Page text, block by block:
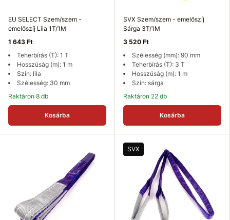
EU SELECT Szem/szem -
emelőszíj Lila 1T/1M
1 643 Ft
Teherbírás (T): 1 T
Hosszúság (m): 1 m
Szín: lila
Szélesség: 30 mm
Raktáron 8 db
Kosárba
SVX Szem/szem - emelőszíj
Sárga 3T/1M
3 520 Ft
Szélesség (mm): 90 mm
Teherbírás (T): 3 T
Hosszúság (m): 1 m
Szín: sárga
Raktáron 22 db
Kosárba
SVX